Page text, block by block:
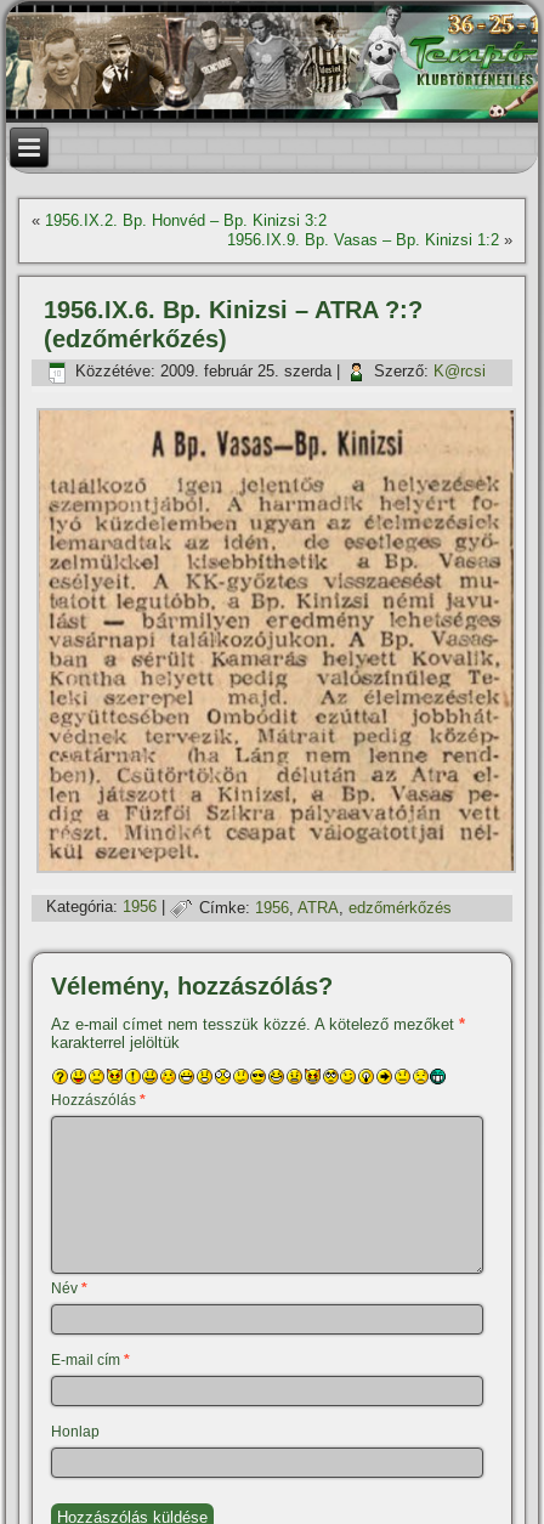
« 1956.IX.2. Bp. Honvéd – Bp. Kinizsi 3:2
1956.IX.9. Bp. Vasas – Bp. Kinizsi 1:2»
1956.IX.6. Bp. Kinizsi – ATRA ?:?
(edzőmérkőzés)
Közzétéve: 2009. február 25. szerda| Szerző: K@rcsi
Kategória: 1956 | Címke: 1956 ,ATRA ,edzőmérkőzés
Vélemény, hozzászólás?
Az e-mail címet nem tesszük közzé. A kötelező mezőket*
karakterrel jelöltük
Hozzászólás*
Név*
E-mail cím*
Honlap